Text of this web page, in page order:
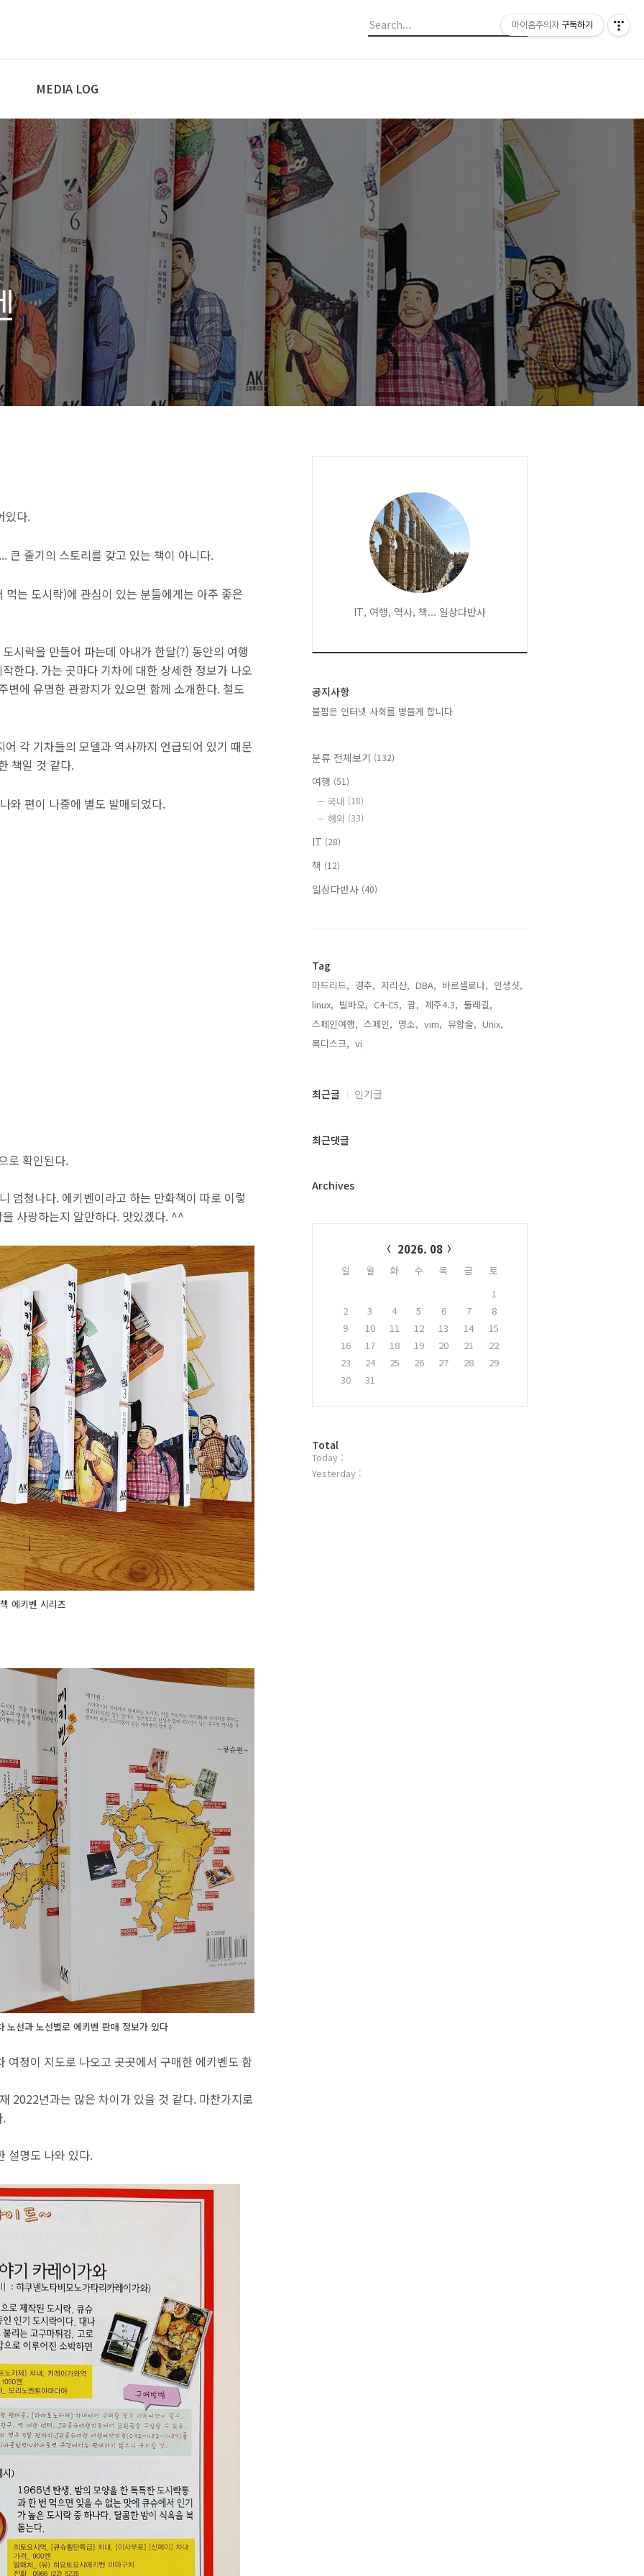
MEDIA LOG
있다.
큰 줄기의 스토리를 갖고 있는 책이 아니다.
는 도시락)에 관심이 있는 분들에게는 아주 좋은
시락을 만들어 파는데 아내가 한달(?) 동안의 여행
한다. 가는 곳마다 기차에 대한 상세한 정보가 나오
변에 유명한 관광지가 있으면 함께 소개한다. 철도
각 기차들의 모델과 역사까지 언급되어 있기 때문
책일 것 같다.
와 편이 나중에 별도 발매되었다.
로 확인된다.
엄청나다. 에키벤이라고 하는 만화책이 따로 이렇
사랑하는지 알만하다. 맛있겠다. ^^
에키벤 시리즈
노선과 노선별로 에키벤 판매 정보가 있다
여정이 지도로 나오고 곳곳에서 구매한 에키벤도 함
2022년과는 많은 차이가 있을 것 같다. 마찬가지로
.
설명도 나와 있다.
IT, 여행, 역사, 책... 일상다반사
공지사항
불펌은 인터넷 사회를 병들게 합니다
분류 전체보기 (132)
여행 (51)
국내 (18)
해외 (33)
IT (28)
책 (12)
일상다반사 (40)
Tag
마드리드, 경추, 지리산, DBA, 바르셀로나, 인생샷,
linux, 빌바오, C4-C5, 괌, 제주4.3, 둘레길,
스페인여행, 스페인, 명소, vim, 유합술, Unix,
목디스크, vi,
최
과
글
최근글 인기글
최근댓글
Archives
2026. 08
일 월 화 수 목 금
토
1
2
3 4 5 6 7
8
9
10 11 12 13 14
15
16
17 18 19 20 21
22
23
24 25 26 27 28
29
30
31
방
문
자
Total
Today :
Yesterday :
마이홈주의자 구독하기